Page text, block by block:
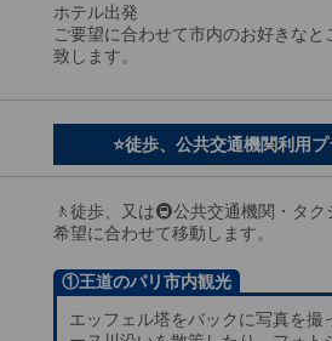
ホテル出発
ご要望に合わせて市内のお好きなと
致します。
⭐徒歩、公共交通機関利用
🚶徒歩、又は🚇公共交通機関・タ
希望に合わせて移動します。
①王道のパリ市内観光
エッフェル塔をバックに写真を撮